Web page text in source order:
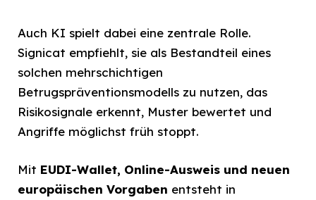
Auch KI spielt dabei eine zentrale Rolle.
Signicat empfiehlt, sie als Bestandteil eines
solchen mehrschichtigen
Betrugspräventionsmodells zu nutzen, das
Risikosignale erkennt, Muster bewertet und
Angriffe möglichst früh stoppt.
Mit EUDI-Wallet, Online-Ausweis und neuen
europäischen Vorgaben entsteht in